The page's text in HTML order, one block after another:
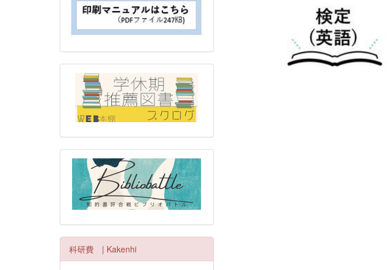
科研費 | Kakenhi